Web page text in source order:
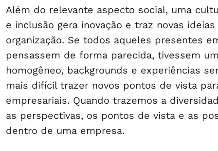
Além do relevante aspecto social, uma
e inclusão gera inovação e traz novas ideias
organização. Se todos aqueles presentes
pensassem de forma parecida, tivessem
homogêneo, backgrounds e experiências
mais difícil trazer novos pontos de vista
empresariais. Quando trazemos a
as perspectivas, os pontos de vista e as
dentro de uma empresa.